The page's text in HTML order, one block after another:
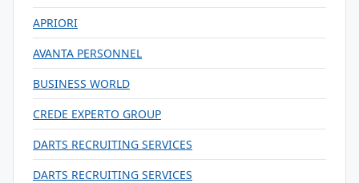
APRIORI
AVANTA PERSONNEL
BUSINESS WORLD
CREDE EXPERTO GROUP
DARTS RECRUITING SERVICES
DARTS RECRUITING SERVICES